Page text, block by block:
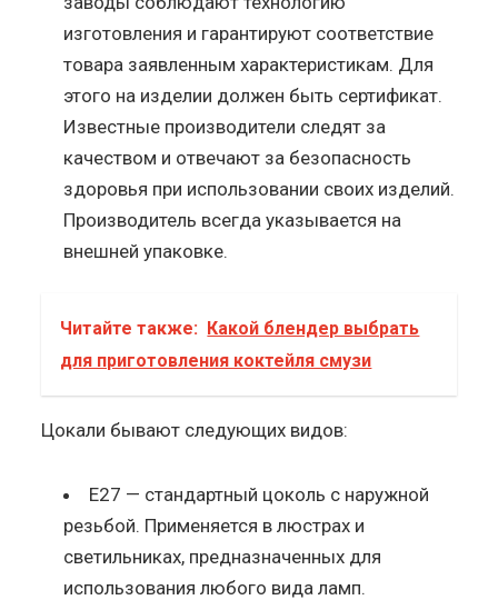
изготовления и гарантируют соответствие
товара заявленным характеристикам. Для
этого на изделии должен быть сертификат.
Известные производители следят за
качеством и отвечают за безопасность
здоровья при использовании своих изделий.
Производитель всегда указывается на
внешней упаковке.
Читайте также: Какой блендер выбрать
для приготовления коктейля смузи
Цокали бывают следующих видов:
E27 — стандартный цоколь с наружной
резьбой. Применяется в люстрах и
светильниках, предназначенных для
использования любого вида ламп.